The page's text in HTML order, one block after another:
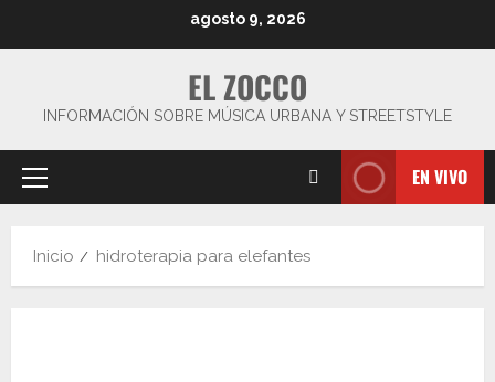
agosto 9, 2026
EL ZOCCO
INFORMACIÓN SOBRE MÚSICA URBANA Y STREETSTYLE
Menú
EN VIVO
Inicio hidroterapia para elefantes